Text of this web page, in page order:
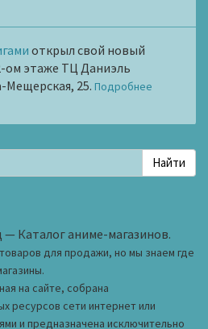
открыл свой новый
ом этаже ТЦ Даниэль
Мещерская, 25. Подробнее
Каталог аниме-магазинов.
для продажи, но мы знаем где
на сайте, собрана
ресурсов сети интернет или
и предназначена исключительно